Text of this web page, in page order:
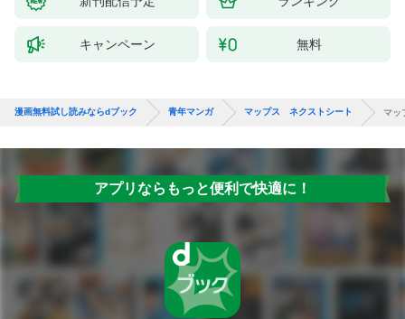
キャンペーン 無料
漫画無料試し読みならdブック 青年マンガ マップス ネクストシート マッ
アプリならもっと便利で快適に！